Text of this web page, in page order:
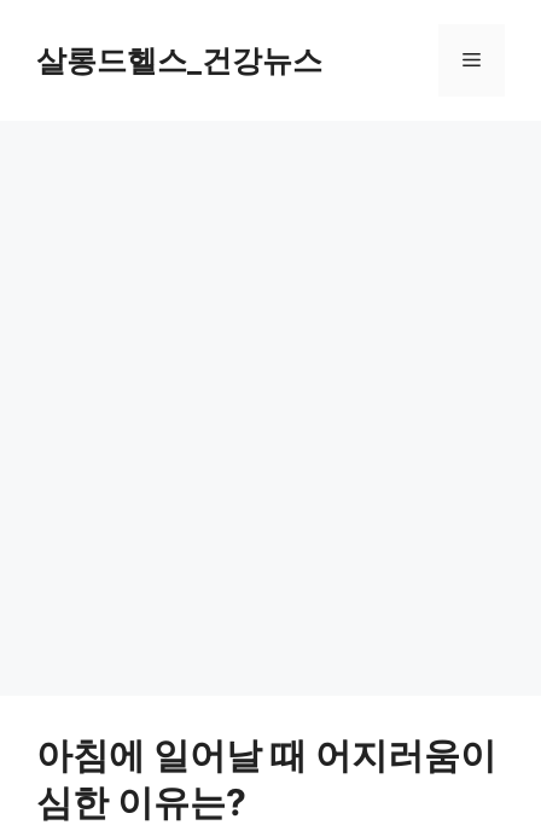
살롱드헬스_건강뉴스 메
아침에 일어날 때 어지러움이
심한 이유는?